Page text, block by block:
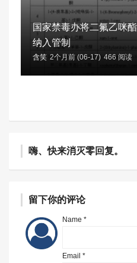
国家禁毒办将二氟乙咪
纳入管制
含笑 2个月前 (06-17) 466 阅读
嗨、快来消灭零回复。
留下你的评论
Name *
Email *